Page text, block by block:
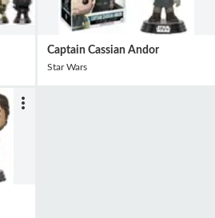
Captain Cassian Andor
Star Wars